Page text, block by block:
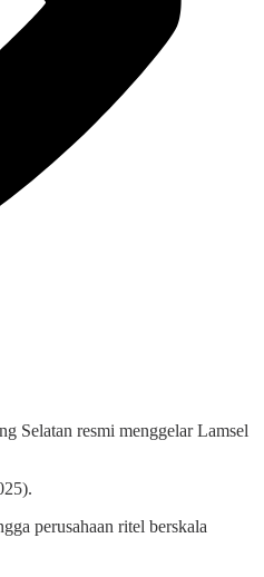
Selatan resmi menggelar Lamsel
perusahaan ritel berskala